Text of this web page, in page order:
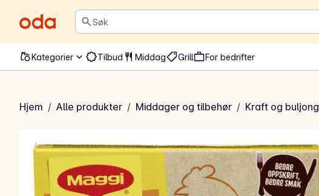
Søk
Kategorier Tilbud Middag Grill For bedrifter
Hjem / Alle produkter / Middager og tilbehør / Kraft og buljong